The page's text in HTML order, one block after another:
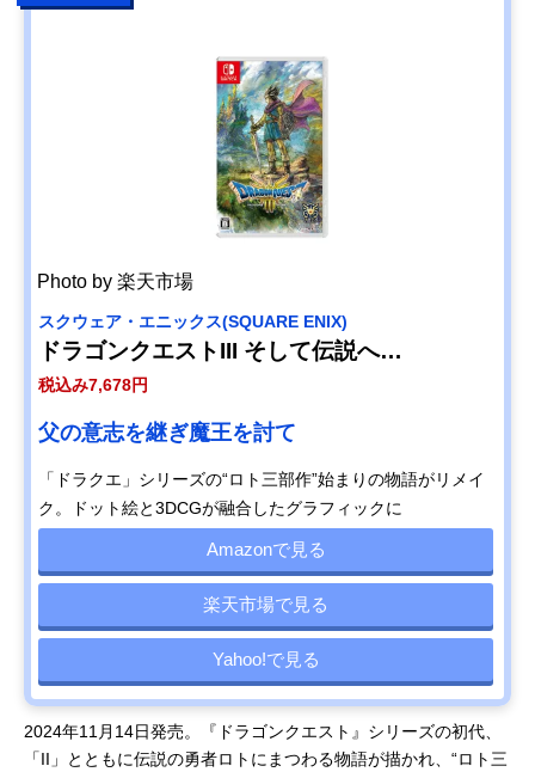
Photo by 楽天市場
スクウェア・エニックス(SQUARE ENIX)
ドラゴンクエストIII そして伝説へ…
税込み7,678円
父の意志を継ぎ魔王を討て
「ドラクエ」シリーズの“ロト三部作”始まりの物語がリメイ
ク。ドット絵と3DCGが融合したグラフィックに
Amazonで見る
楽天市場で見る
Yahoo!で見る
2024年11月14日発売。『ドラゴンクエスト』シリーズの初代、
「II」とともに伝説の勇者ロトにまつわる物語が描かれ、“ロト三